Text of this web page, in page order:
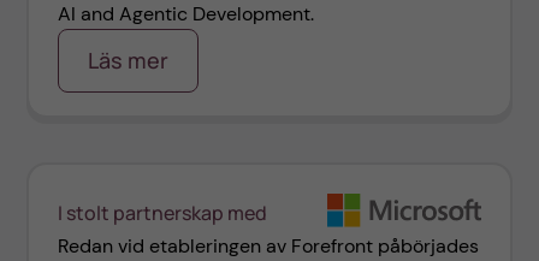
AI and Agentic Development.
Läs mer
I stolt partnerskap med
Redan vid etableringen av Forefront påbörjades